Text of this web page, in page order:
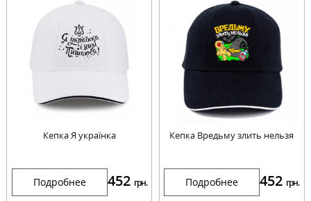
Кепка Я українка
Подробнее 452 грн.
Кепка Вредьму злить нельзя
Подробнее 452 грн.